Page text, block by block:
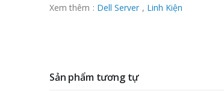
Xem thêm : Dell Server , Linh Kiện
Sản phẩm tương tự